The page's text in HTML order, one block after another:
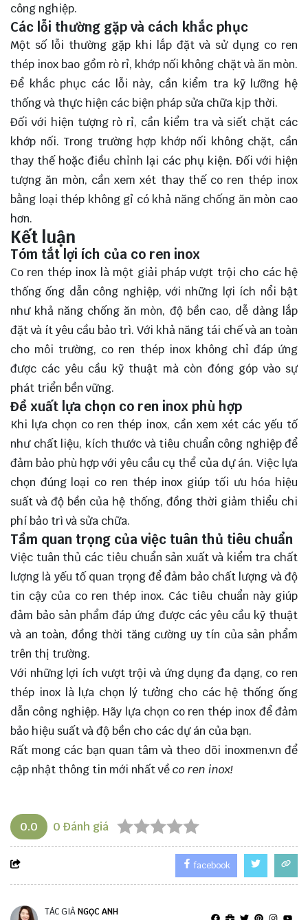
công nghiệp.
Các lỗi thường gặp và cách khắc phục
Một số lỗi thường gặp khi lắp đặt và sử dụng co ren
thép inox bao gồm rò rỉ, khớp nối không chặt và ăn mòn.
Để khắc phục các lỗi này, cần kiểm tra kỹ lưỡng hệ
thống và thực hiện các biện pháp sửa chữa kịp thời.
Đối với hiện tượng rò rỉ, cần kiểm tra và siết chặt các
khớp nối. Trong trường hợp khớp nối không chặt, cần
thay thế hoặc điều chỉnh lại các phụ kiện. Đối với hiện
tượng ăn mòn, cần xem xét thay thế co ren thép inox
bằng loại thép không gỉ có khả năng chống ăn mòn cao
hơn.
Kết luận
Tóm tắt lợi ích của co ren inox
Co ren thép inox là một giải pháp vượt trội cho các hệ
thống ống dẫn công nghiệp, với những lợi ích nổi bật
như khả năng chống ăn mòn, độ bền cao, dễ dàng lắp
đặt và ít yêu cầu bảo trì. Với khả năng tái chế và an toàn
cho môi trường, co ren thép inox không chỉ đáp ứng
được các yêu cầu kỹ thuật mà còn đóng góp vào sự
phát triển bền vững.
Đề xuất lựa chọn co ren inox phù hợp
Khi lựa chọn co ren thép inox, cần xem xét các yếu tố
như chất liệu, kích thước và tiêu chuẩn công nghiệp để
đảm bảo phù hợp với yêu cầu cụ thể của dự án. Việc lựa
chọn đúng loại co ren thép inox giúp tối ưu hóa hiệu
suất và độ bền của hệ thống, đồng thời giảm thiểu chi
phí bảo trì và sửa chữa.
Tầm quan trọng của việc tuân thủ tiêu chuẩn
Việc tuân thủ các tiêu chuẩn sản xuất và kiểm tra chất
lượng là yếu tố quan trọng để đảm bảo chất lượng và độ
tin cậy của co ren thép inox. Các tiêu chuẩn này giúp
đảm bảo sản phẩm đáp ứng được các yêu cầu kỹ thuật
và an toàn, đồng thời tăng cường uy tín của sản phẩm
trên thị trường.
Với những lợi ích vượt trội và ứng dụng đa dạng, co ren
thép inox là lựa chọn lý tưởng cho các hệ thống ống
dẫn công nghiệp. Hãy lựa chọn co ren thép inox để đảm
bảo hiệu suất và độ bền cho các dự án của bạn.
Rất mong các bạn quan tâm và theo dõi inoxmen.vn để
cập nhật thông tin mới nhất vềco ren inox!
0.0 0 Đánh giá
facebook
TÁC GIẢNGỌC ANH